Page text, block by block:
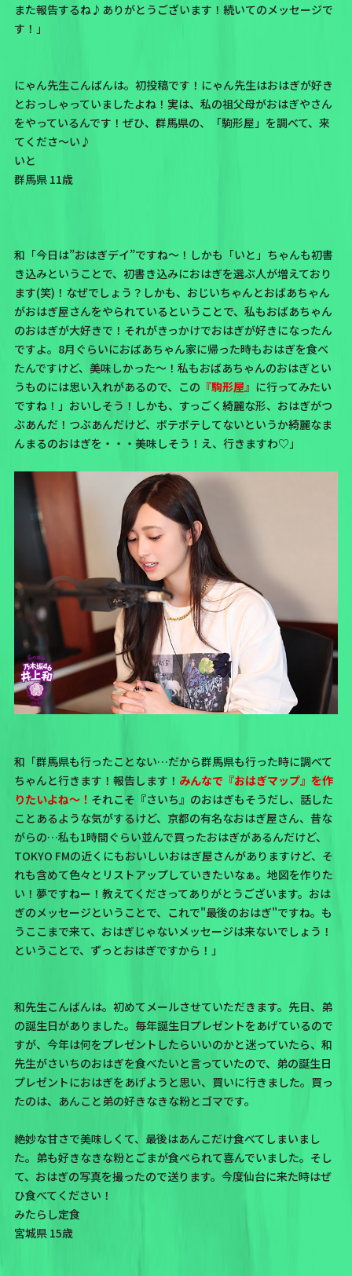
また報告するね♪ありがとうございます！続いてのメッセージで
す！」
にゃん先生こんばんは。初投稿です！にゃん先生はおはぎが好き
とおっしゃっていましたよね！実は、私の祖父母がおはぎやさん
をやっているんです！ぜひ、群馬県の、「駒形屋」を調べて、来
てくださ〜い♪
いと
群馬県 11歳
和「今日は”おはぎデイ”ですね～！しかも「いと」ちゃんも初書
き込みということで、初書き込みにおはぎを選ぶ人が増えており
ます(笑)！なぜでしょう？しかも、おじいちゃんとおばあちゃん
がおはぎ屋さんをやられているということで、私もおばあちゃん
のおはぎが大好きで！それがきっかけでおはぎが好きになったん
ですよ。8月ぐらいにおばあちゃん家に帰った時もおはぎを食べ
たんですけど、美味しかった～！私もおばあちゃんのおはぎとい
うものには思い入れがあるので、この 『駒形屋』 に行ってみたい
ですね！」おいしそう！しかも、すっごく綺麗な形、おはぎがつ
ぶあんだ！つぶあんだけど、ボテボテしてないというか綺麗なま
んまるのおはぎを・・・美味しそう！え、行きますわ♡」
和「群馬県も行ったことない…だから群馬県も行った時に調べて
ちゃんと行きます！報告します！ みんなで『おはぎマップ』を作
りたいよね～！ それこそ『さいち』のおはぎもそうだし、話した
ことあるような気がするけど、京都の有名なおはぎ屋さん、昔な
がらの…私も1時間ぐらい並んで買ったおはぎがあるんだけど、
TOKYO FMの近くにもおいしいおはぎ屋さんがありますけど、そ
れも含めて色々とリストアップしていきたいなぁ。地図を作りた
い！夢ですねー！教えてくださってありがとうございます。おは
ぎのメッセージということで、これで"最後のおはぎ"ですね。も
うここまで来て、おはぎじゃないメッセージは来ないでしょう！
ということで、ずっとおはぎですから！」
和先生こんばんは。初めてメールさせていただきます。先日、弟
の誕生日がありました。毎年誕生日プレゼントをあげているので
すが、今年は何をプレゼントしたらいいのかと迷っていたら、和
先生がさいちのおはぎを食べたいと言っていたので、弟の誕生日
プレゼントにおはぎをあげようと思い、買いに行きました。買っ
たのは、あんこと弟の好きなきな粉とゴマです。
絶妙な甘さで美味しくて、最後はあんこだけ食べてしまいまし
た。弟も好きなきな粉とごまが食べられて喜んでいました。そし
て、おはぎの写真を撮ったので送ります。今度仙台に来た時はぜ
ひ食べてください！
みたらし定食
宮城県 15歳